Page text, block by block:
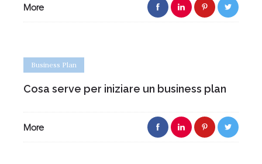
More
Business Plan
Cosa serve per iniziare un business plan
More